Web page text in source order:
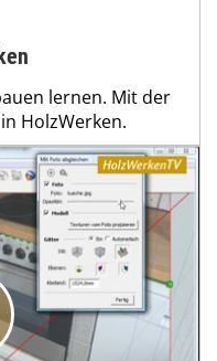
lernen. Mit der
HolzWerken.